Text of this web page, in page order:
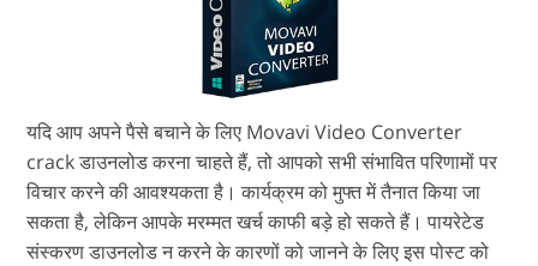
यदि आप अपने पैसे बचाने के लिए Movavi Video Converter
crack डाउनलोड करना चाहते हैं, तो आपको सभी संभावित परिणामों पर
विचार करने की आवश्यकता है। कार्यक्रम को मुफ्त में तैनात किया जा
सकता है, लेकिन आपके मरम्मत खर्च काफी बड़े हो सकते हैं। पायरेटेड
संस्करण डाउनलोड न करने के कारणों को जानने के लिए इस पोस्ट को